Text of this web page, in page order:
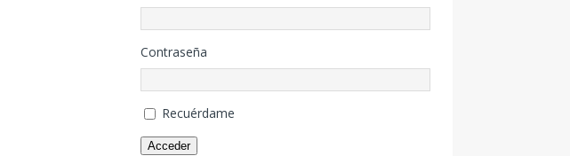
Contraseña
Recuérdame
Acceder